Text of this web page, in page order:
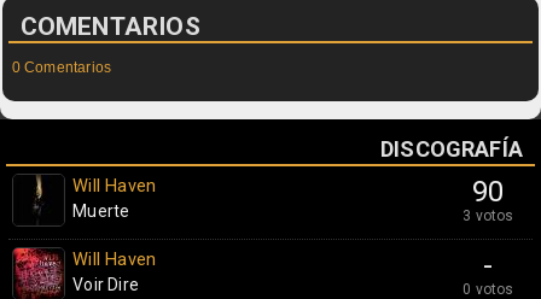
COMENTARIOS
0 Comentarios
DISCOGRAFÍA
90
3 votos
Will Haven
Muerte
-
0 votos
Will Haven
Voir Dire